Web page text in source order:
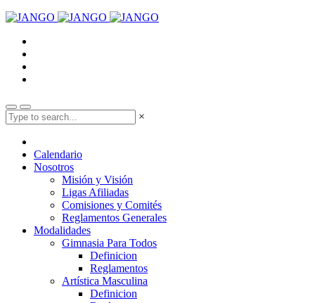
×
Calendario
Nosotros
Misión y Visión
Ligas Afiliadas
Comisiones y Comités
Reglamentos Generales
Modalidades
Gimnasia Para Todos
Definicion
Reglamentos
Artística Masculina
Definicion